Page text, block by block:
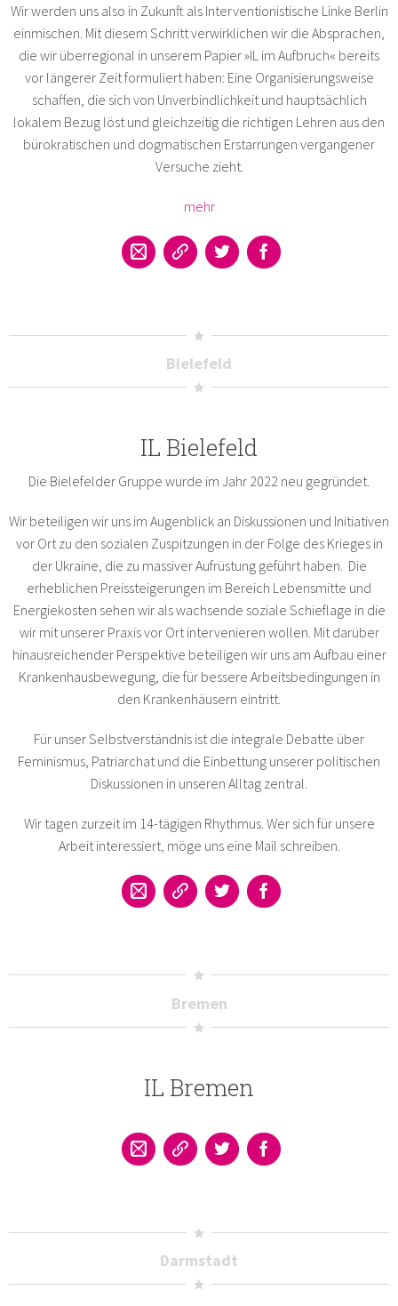
Wir werden uns also in Zukunft als Interventionistische Linke Berlin
einmischen. Mit diesem Schritt verwirklichen wir die Absprachen,
die wir überregional in unserem Papier »IL im Aufbruch« bereits
vor längerer Zeit formuliert haben: Eine Organisierungsweise
schaffen, die sich von Unverbindlichkeit und hauptsächlich
lokalem Bezug löst und gleichzeitig die richtigen Lehren aus den
bürokratischen und dogmatischen Erstarrungen vergangener
Versuche zieht.
mehr
Bielefeld
IL Bielefeld
Die Bielefelder Gruppe wurde im Jahr 2022 neu gegründet.
Wir beteiligen wir uns im Augenblick an Diskussionen und Initiativen
vor Ort zu den sozialen Zuspitzungen in der Folge des Krieges in
der Ukraine, die zu massiver Aufrüstung geführt haben. Die
erheblichen Preissteigerungen im Bereich Lebensmitte und
Energiekosten sehen wir als wachsende soziale Schieflage in die
wir mit unserer Praxis vor Ort intervenieren wollen. Mit darüber
hinausreichender Perspektive beteiligen wir uns am Aufbau einer
Krankenhausbewegung, die für bessere Arbeitsbedingungen in
den Krankenhäusern eintritt.
Für unser Selbstverständnis ist die integrale Debatte über
Feminismus, Patriarchat und die Einbettung unserer politischen
Diskussionen in unseren Alltag zentral.
Wir tagen zurzeit im 14-tägigen Rhythmus. Wer sich für unsere
Arbeit interessiert, möge uns eine Mail schreiben.
Bremen
IL Bremen
Darmstadt